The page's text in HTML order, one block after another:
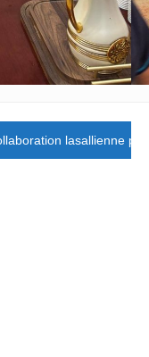
lasallienne